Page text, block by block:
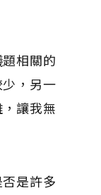
相關的
，另一
讓我無
是許多